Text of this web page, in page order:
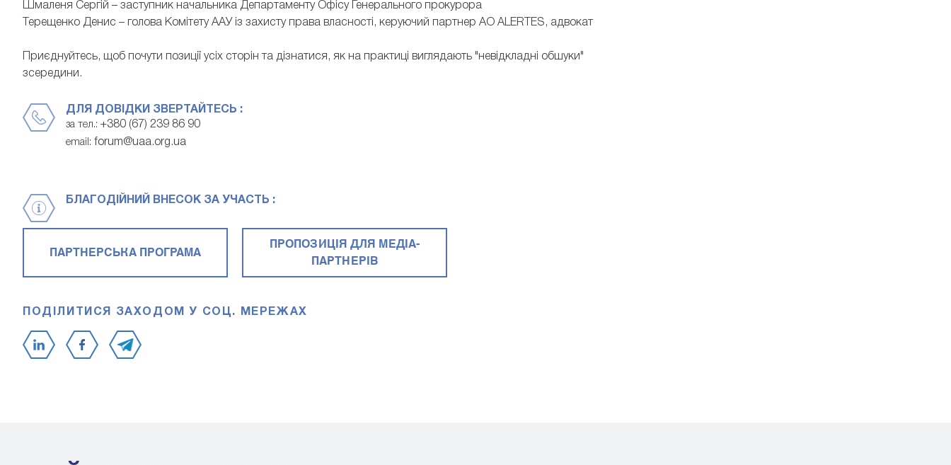
Шмаленя Сергій – заступник начальника Департаменту Офісу Генерального прокурора
Терещенко Денис – голова Комітету ААУ із захисту права власності, керуючий партнер АО ALERTES, адвокат
Приєднуйтесь, щоб почути позиції усіх сторін та дізнатися, як на практиці виглядають "невідкладні обшуки"
зсередини.
ДЛЯ ДОВІДКИ ЗВЕРТАЙТЕСЬ :
за тел.: +380 (67) 239 86 90
email: forum@uaa.org.ua
БЛАГОДІЙНИЙ ВНЕСОК ЗА УЧАСТЬ :
ПАРТНЕРСЬКА ПРОГРАМА
ПРОПОЗИЦІЯ ДЛЯ МЕДІА-
ПАРТНЕРІВ
ПОДІЛИТИСЯ ЗАХОДОМ У СОЦ. МЕРЕЖАХ